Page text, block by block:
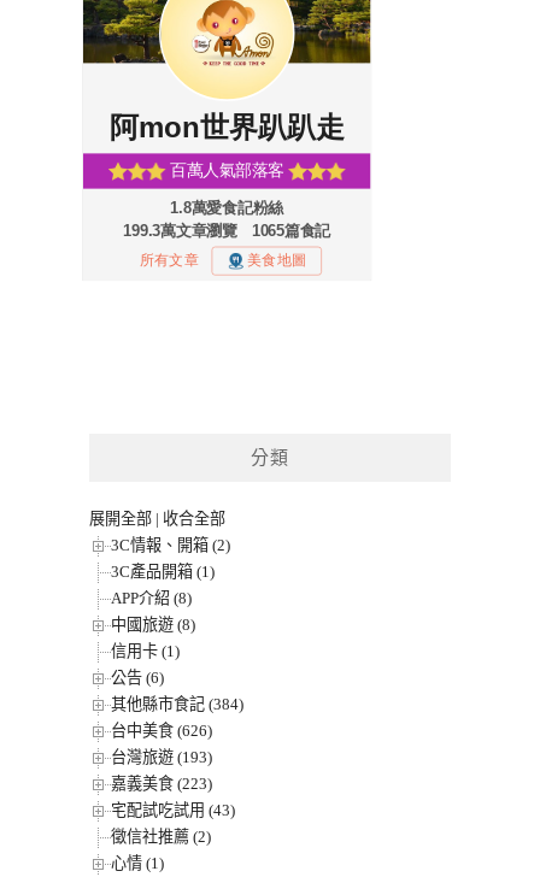
分類
展開全部 | 收合全部
3C情報、開箱 (2)
3C產品開箱 (1)
APP介紹 (8)
中國旅遊 (8)
信用卡 (1)
公告 (6)
其他縣市食記 (384)
台中美食 (626)
台灣旅遊 (193)
嘉義美食 (223)
宅配試吃試用 (43)
徵信社推薦 (2)
心情 (1)